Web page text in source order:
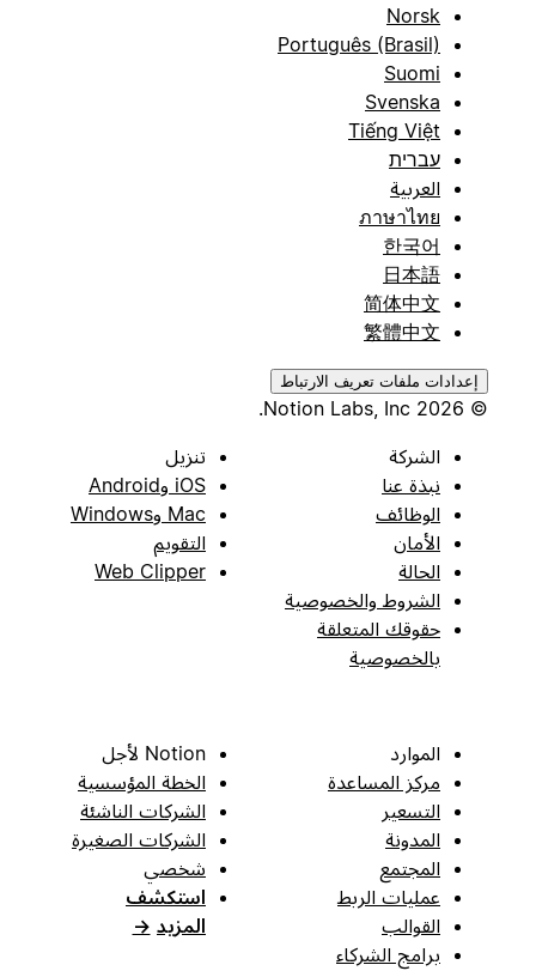
Norsk
Português (Brasil)
Suomi
Svenska
Tiếng Việt
עברית
العربية
ภาษาไทย
한국어
日本語
简体中文
繁體中文
إعدادات ملفات تعريف الارتباط
الشركة
نبذة عنا
الوظائف
الأمان
الحالة
الشروط والخصوصية
حقوقك المتعلقة
بالخصوصية
تنزيل
iOS وAndroid
Mac وWindows
التقويم
Web Clipper
الموارد
مركز المساعدة
التسعير
المدونة
المجتمع
عمليات الربط
القوالب
برامج الشركاء
Notion لأجل
الخطة المؤسسية
الشركات الناشئة
الشركات الصغيرة
شخصي
استكشف
المزيد →